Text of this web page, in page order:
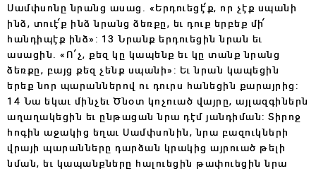
Սամփսոնը նրանց ասաց. «Երդուեցէ՛ք, որ չէք սպանի
ինձ, տուէ՛ք ինձ նրանց ձեռքը, եւ դուք երբեք մի՛
հանդիպէք ինձ»: 13 Նրանք երդուեցին նրան եւ
ասացին. «Ո՛չ, քեզ կը կապենք եւ կը տանք նրանց
ձեռքը, բայց քեզ չենք սպանի»: Եւ նրան կապեցին
երեք նոր պարաններով ու դուրս հանեցին քարայրից:
14 Նա եկաւ մինչեւ Ծնօտ կոչուած վայրը, այլազգիներն
աղաղակեցին եւ ընթացան նրա դէմ յանդիման: Տիրոջ
հոգին աջակից եղաւ Սամփսոնին, նրա բազուկների
վրայի պարանները դարձան կրակից այրուած թելի
նման, եւ կապանքները հալուեցին թափուեցին նրա